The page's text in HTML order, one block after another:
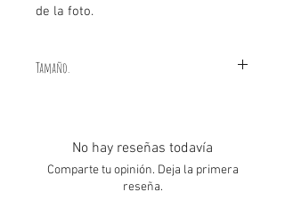
de la foto.
Tamaño.
No hay reseñas todavía
Comparte tu opinión. Deja la primera
reseña.